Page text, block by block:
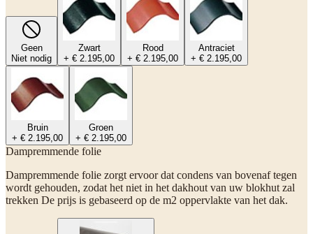
Geen
Niet nodig
Zwart
+ € 2.195,00
Rood
+ € 2.195,00
Antraciet
+ € 2.195,00
Bruin
+ € 2.195,00
Groen
+ € 2.195,00
Dampremmende folie
Dampremmende folie zorgt ervoor dat condens van bovenaf tegen
wordt gehouden, zodat het niet in het dakhout van uw blokhut zal
trekken De prijs is gebaseerd op de m2 oppervlakte van het dak.